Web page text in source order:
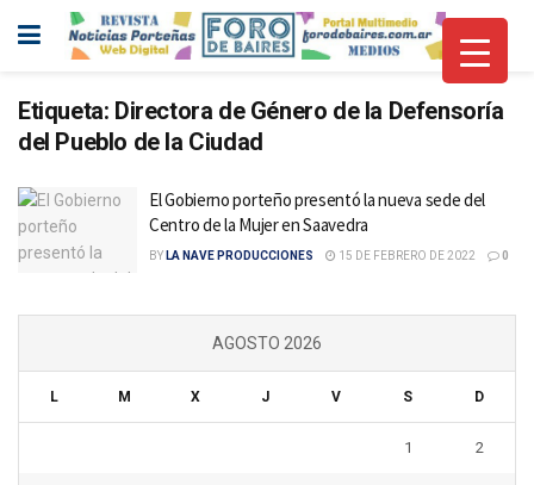
Etiqueta: Directora de Género de la Defensoría
del Pueblo de la Ciudad
El Gobierno porteño presentó la nueva sede del
Centro de la Mujer en Saavedra
BY LA NAVE PRODUCCIONES 15 DE FEBRERO DE 2022 0
AGOSTO 2026
L M X J V S D
1 2